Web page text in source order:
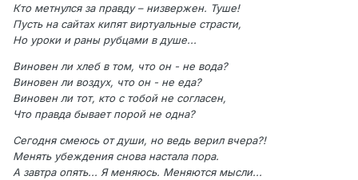
Кто метнулся за правду – низвержен. Туше!
Пусть на сайтах кипят виртуальные страсти,
Но уроки и раны рубцами в душе...
Виновен ли хлеб в том, что он - не вода?
Виновен ли воздух, что он - не еда?
Виновен ли тот, кто с тобой не согласен,
Что правда бывает порой не одна?
Сегодня смеюсь от души, но ведь верил вчера?!
Менять убеждения снова настала пора.
А завтра опять... Я меняюсь. Меняются мысли...